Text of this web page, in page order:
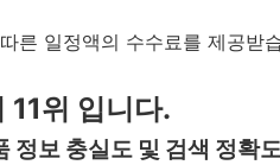
른 일정액의 수수료를 제공받
위 입니다.
정보 충실도 및 검색 정확